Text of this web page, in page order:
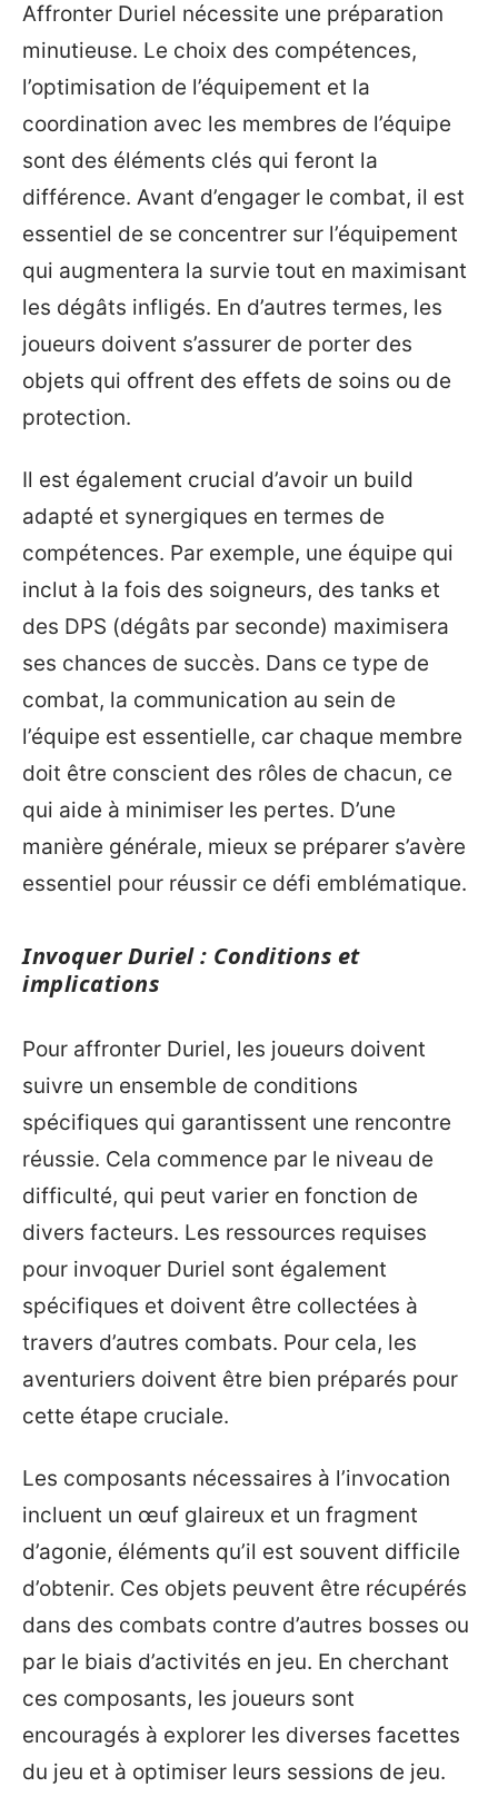
Affronter Duriel nécessite une préparation
minutieuse. Le choix des compétences,
l’optimisation de l’équipement et la
coordination avec les membres de l’équipe
sont des éléments clés qui feront la
différence. Avant d’engager le combat, il est
essentiel de se concentrer sur l’équipement
qui augmentera la survie tout en maximisant
les dégâts infligés. En d’autres termes, les
joueurs doivent s’assurer de porter des
objets qui offrent des effets de soins ou de
protection.
Il est également crucial d’avoir un build
adapté et synergiques en termes de
compétences. Par exemple, une équipe qui
inclut à la fois des soigneurs, des tanks et
des DPS (dégâts par seconde) maximisera
ses chances de succès. Dans ce type de
combat, la communication au sein de
l’équipe est essentielle, car chaque membre
doit être conscient des rôles de chacun, ce
qui aide à minimiser les pertes. D’une
manière générale, mieux se préparer s’avère
essentiel pour réussir ce défi emblématique.
Invoquer Duriel : Conditions et
implications
Pour affronter Duriel, les joueurs doivent
suivre un ensemble de conditions
spécifiques qui garantissent une rencontre
réussie. Cela commence par le niveau de
difficulté, qui peut varier en fonction de
divers facteurs. Les ressources requises
pour invoquer Duriel sont également
spécifiques et doivent être collectées à
travers d’autres combats. Pour cela, les
aventuriers doivent être bien préparés pour
cette étape cruciale.
Les composants nécessaires à l’invocation
incluent un œuf glaireux et un fragment
d’agonie, éléments qu’il est souvent difficile
d’obtenir. Ces objets peuvent être récupérés
dans des combats contre d’autres bosses ou
par le biais d’activités en jeu. En cherchant
ces composants, les joueurs sont
encouragés à explorer les diverses facettes
du jeu et à optimiser leurs sessions de jeu.